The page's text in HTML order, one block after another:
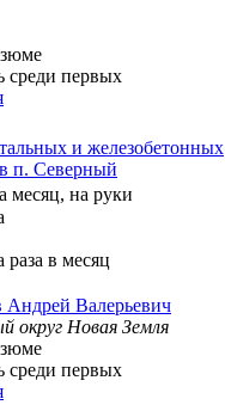
среди первых
и железобетонных
п. Северный
месяц, на руки
в месяц
Андрей Валерьевич
округ Новая Земля
среди первых